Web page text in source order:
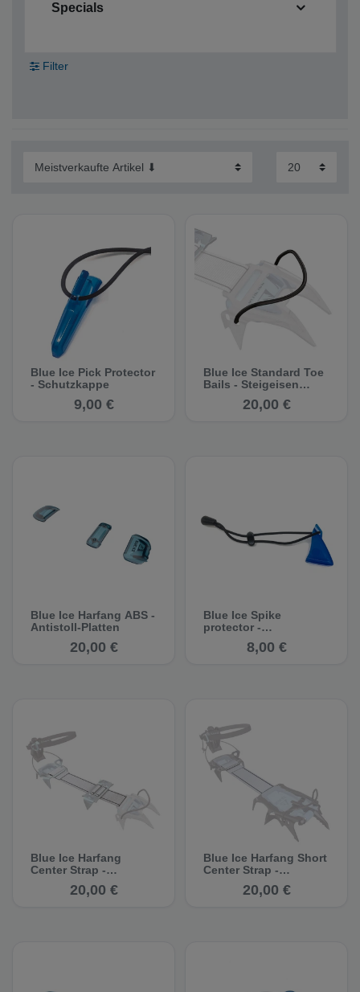
Specials
Filter
Blue Ice Pick Protector
- Schutzkappe
9,00 €
Blue Ice Standard Toe
Bails - Steigeisen
Zehenbügel
20,00 €
Blue Ice Harfang ABS -
Antistoll-Platten
20,00 €
Blue Ice Spike
protector -
Spitzenschutz
8,00 €
Blue Ice Harfang
Center Strap -
Hauptriemen
20,00 €
Blue Ice Harfang Short
Center Strap -
Hauptriemen
20,00 €